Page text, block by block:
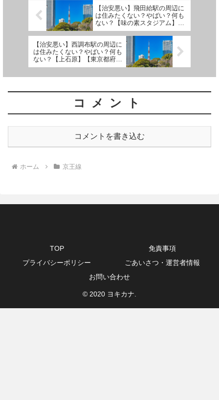
【治安悪い】飛田給駅の周辺に
は住みたくない？やばい？何も
ない？【味の素スタジアム】
【東京都府中市・京王線】
【治安悪い】西調布駅の周辺に
は住みたくない？やばい？何も
ない？【上石原】【東京都府中
市・京王線】
コメント
コメントを書き込む
ホーム 京王線
TOP
免責事項
プライバシーポリシー
ごあいさつ・運営者情報
お問い合わせ
© 2020 ヨキカナ.